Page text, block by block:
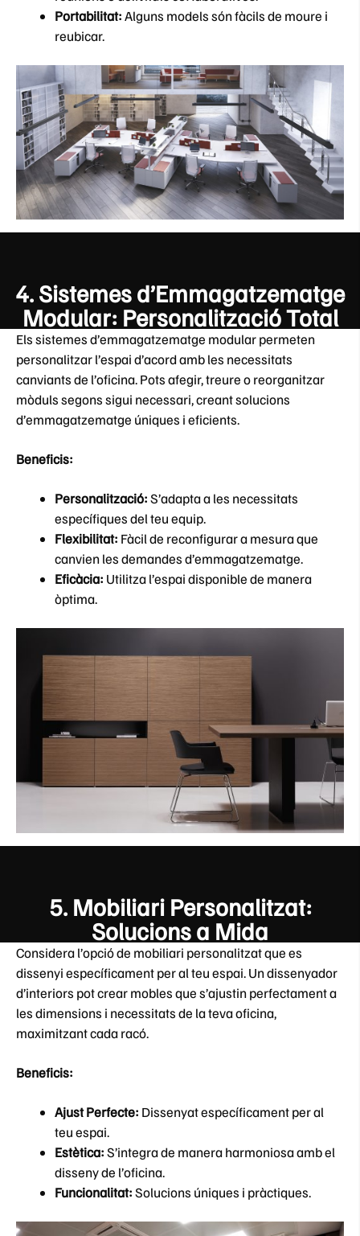
Portabilitat:Alguns models són fàcils de moure i
reubicar.
4.Sistemes d’Emmagatzematge
Modular: Personalització Total
Els sistemes d’emmagatzematge modular permeten
personalitzar l’espai d’acord amb les necessitats
canviants de l’oficina. Pots afegir, treure o reorganitzar
mòduls segons sigui necessari, creant solucions
d’emmagatzematge úniques i eficients.
Beneficis:
Personalització:S’adapta a les necessitats
específiques del teu equip.
Flexibilitat: Fàcil de reconfigurar a mesura que
canvien les demandes d’emmagatzematge.
Eficàcia: Utilitza l’espai disponible de manera
òptima.
5. Mobiliari Personalitzat:
Solucions a Mida
Considera l’opció de mobiliari personalitzat que es
dissenyi específicament per al teu espai. Un dissenyador
d’interiors pot crear mobles que s’ajustin perfectament a
les dimensions i necessitats de la teva oficina,
maximitzant cada racó.
Beneficis:
Ajust Perfecte: Dissenyat específicament per al
teu espai.
Estètica:S’integra de manera harmoniosa amb el
disseny de l’oficina.
Funcionalitat:Solucions úniques i pràctiques.